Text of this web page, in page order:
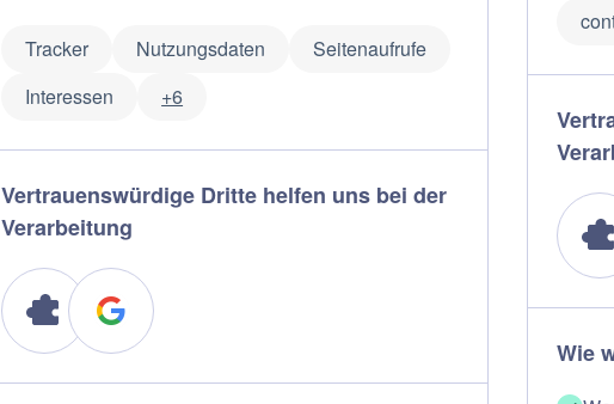
Tracker Nutzungsdaten
Seitenaufrufe
Interessen
+6
Vertrauenswürdige Dritte helfen uns bei der
Verarbeitung
Wie